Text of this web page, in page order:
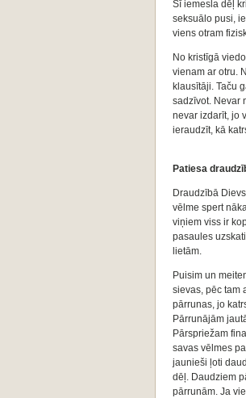
Šī iemesla dēļ
seksuālo pusi,
viens otram
No kristīgā
vienam ar otru.
klausītāji. Taču
sadzīvot. Nevar
nevar izdarīt, jo
ieraudzīt, kā
Patiesa
Draudzībā
vēlme spert
viņiem viss ir
pasaules
lietām.
Puisim un
sievas, pēc tam
pārrunas, jo
Pārrunājām
Pārspriežam
savas vēlmes
jaunieši ļoti
dēļ. Daudziem
pārrunām. Ja